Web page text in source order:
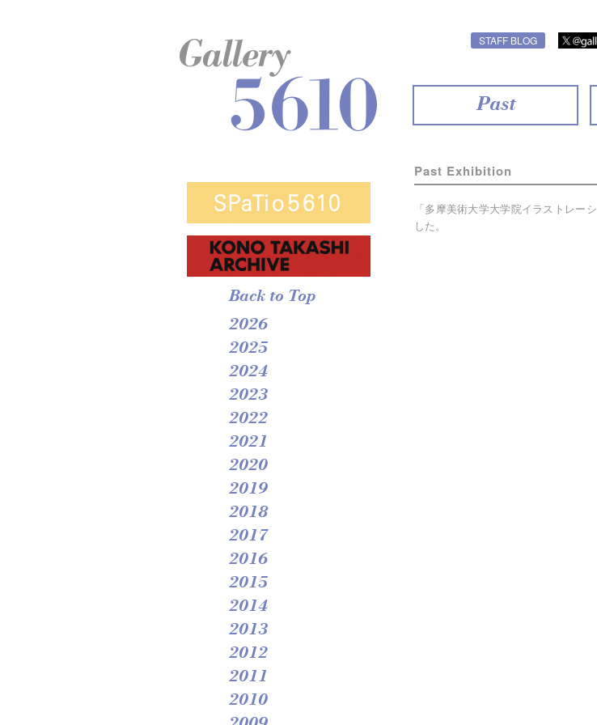
Back to Top
2026
2025
2024
2023
2022
2021
2020
2019
2018
2017
2016
2015
2014
2013
2012
2011
2010
STAFF BLOG
Past
Past Exhibition
「多摩美術大学大学院イラストレー
した。